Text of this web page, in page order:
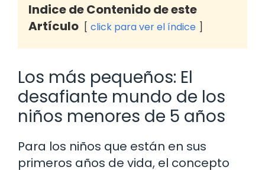
Indice de Contenido de este
Artículo
click para ver el índice
Los más pequeños: El
desafiante mundo de los
niños menores de 5 años
Para los niños que están en sus
primeros años de vida, el concepto